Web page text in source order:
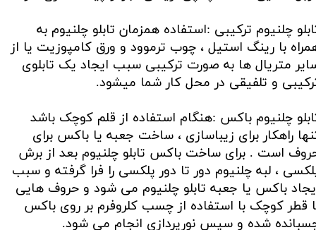
چلنیوم ترکیبی :استفاده همزمان تابلو چلنیوم به
با رینگ استیل ، چوب ترموود و ورق کامپوزیت یا از
متریال ها به صورت ترکیبی سبب ایجاد یک تابلوی
و تلفیقی در محل کار شما میشود.
چلنیوم باکس :هنگام استفاده از قلم کوچک باشد
راهکار برای زیباسازی ، ساخت جعبه یا باکس برای
است . برای ساخت باکس تابلو چلنیوم بعد از برش
، لبه چلنیوم دور تا دور پلکسی را فرا گرفته و سبب
باکس یا جعبه تابلو چلنیوم می شود و حروف هایی
قطر کوچک با استفاده از چسب کلروفرم بر روی باکس
شده و سپس نورپردازی انجام می شود.